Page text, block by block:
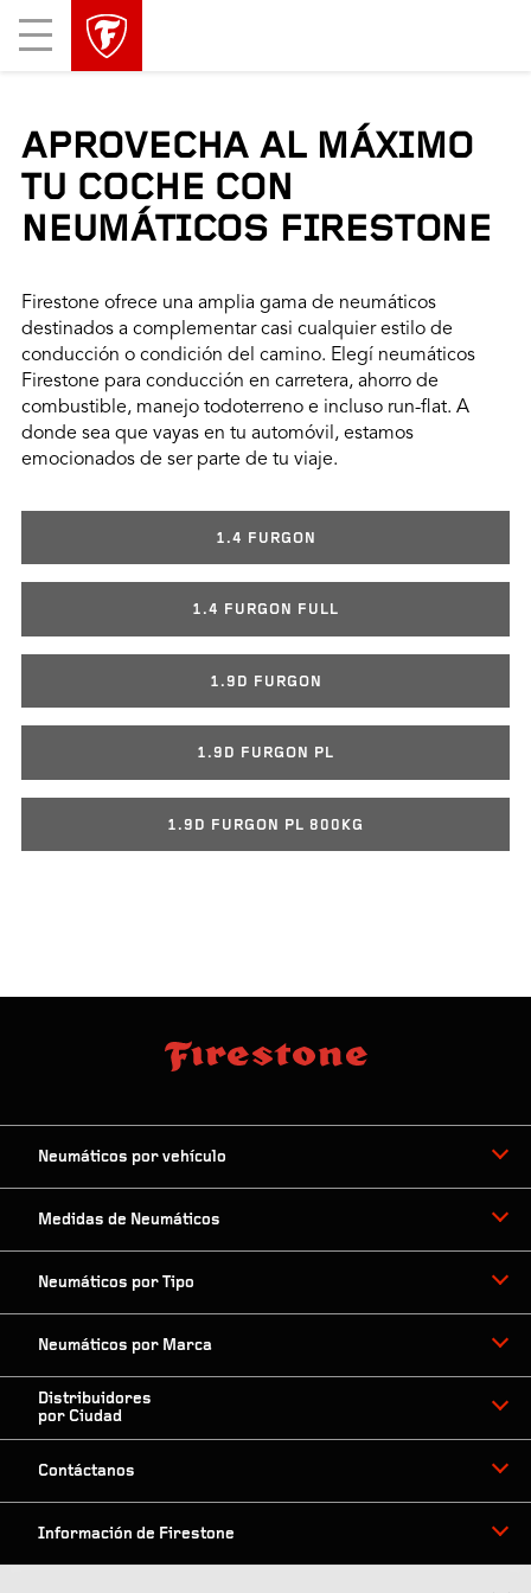
Mobile
Menu
APROVECHA AL MÁXIMO
TU COCHE CON
NEUMÁTICOS FIRESTONE
Firestone ofrece una amplia gama de neumáticos
destinados a complementar casi cualquier estilo de
conducción o condición del camino. Elegí neumáticos
Firestone para conducción en carretera, ahorro de
combustible, manejo todoterreno e incluso run-flat. A
donde sea que vayas en tu automóvil, estamos
emocionados de ser parte de tu viaje.
1.4 FURGON
1.4 FURGON FULL
1.9D FURGON
1.9D FURGON PL
1.9D FURGON PL 800KG
Neumáticos por vehículo
Medidas de Neumáticos
Neumáticos por Tipo
Neumáticos por Marca
Distribuidores
por Ciudad
Contáctanos
Información de Firestone